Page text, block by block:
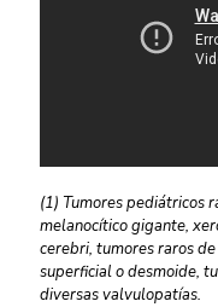
(1) Tumores pediátricos
melanocítico gigante,
cerebri, tumores raros
superficial o desmoide,
diversas valvulopatías.